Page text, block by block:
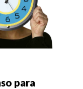
para